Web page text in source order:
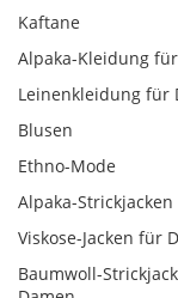
Kaftane
Alpaka-Kleidung
Leinenkleidung für
Blusen
Ethno-Mode
Alpaka-Strickjacken
Viskose-Jacken für
Baumwoll-